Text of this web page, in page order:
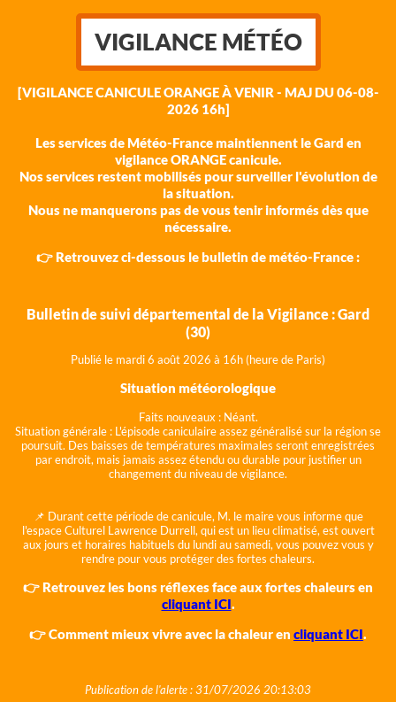
VIGILANCE MÉTÉO
[VIGILANCE CANICULE ORANGE À VENIR - MAJ DU 06-08-
2026 16h]
Les services de Météo-France maintiennent le Gard en
vigilance ORANGE canicule.
Nos services restent mobilisés pour surveiller l'évolution de
la situation.
Nous ne manquerons pas de vous tenir informés dès que
nécessaire.
👉 Retrouvez ci-dessous le bulletin de météo-France :
Bulletin de suivi départemental de la Vigilance : Gard
(30)
Publié le mardi 6 août 2026 à 16h (heure de Paris)
Situation météorologique
Faits nouveaux : Néant.
Situation générale : L'épisode caniculaire assez généralisé sur la région se
poursuit. Des baisses de températures maximales seront enregistrées
par endroit, mais jamais assez étendu ou durable pour justifier un
changement du niveau de vigilance.
📌 Durant cette période de canicule, M. le maire vous informe que
l'espace Culturel Lawrence Durrell, qui est un lieu climatisé, est ouvert
aux jours et horaires habituels du lundi au samedi, vous pouvez vous y
rendre pour vous protéger des fortes chaleurs.
👉 Retrouvez les bons réflexes face aux fortes chaleurs en
cliquant ICI.
👉 Comment mieux vivre avec la chaleur en cliquant ICI.
Publication de l'alerte : 31/07/2026 20:13:03